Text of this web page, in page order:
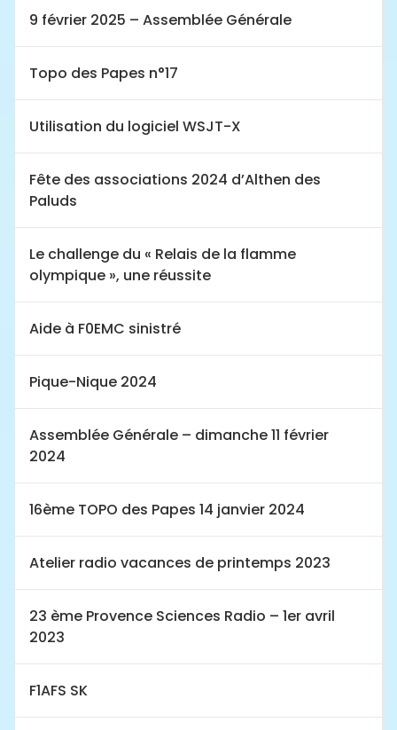
9 février 2025 – Assemblée Générale
Topo des Papes n°17
Utilisation du logiciel WSJT-X
Fête des associations 2024 d’Althen des
Paluds
Le challenge du « Relais de la flamme
olympique », une réussite
Aide à F0EMC sinistré
Pique-Nique 2024
Assemblée Générale – dimanche 11 février
2024
16ème TOPO des Papes 14 janvier 2024
Atelier radio vacances de printemps 2023
23 ème Provence Sciences Radio – 1er avril
2023
F1AFS SK